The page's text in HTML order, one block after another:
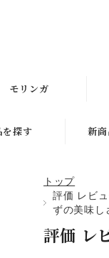
モリンガ
モリンガとは
モリンガ サプリ
ンガブライト化粧
を探す
ランキング
におススメ
新
トップ
評価 レビ
ずの美味し
評価 レ